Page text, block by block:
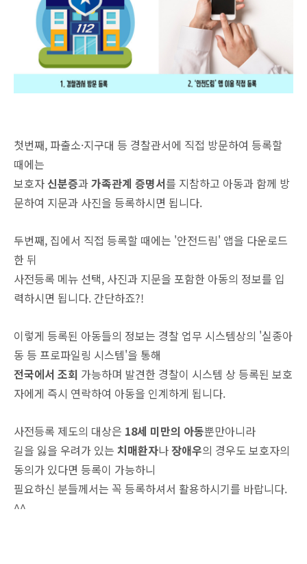
첫번째, 파출소·지구대 등 경찰관서에 직접 방문하여 등록할
때에는
보호자신분증과가족관계 증명서를 지참하고 아동과 함께 방
문하여 지문과 사진을 등록하시면 됩니다.
두번째, 집에서 직접 등록할 때에는 '안전드림' 앱을 다운로드
한 뒤
사전등록 메뉴 선택, 사진과 지문을 포함한 아동의 정보를 입
력하시면 됩니다. 간단하죠?!
이렇게 등록된 아동들의 정보는 경찰 업무 시스템상의 '실종아
동 등 프로파일링 시스템'을 통해
전국에서 조회 가능하며 발견한 경찰이 시스템 상 등록된 보호
자에게 즉시 연락하여 아동을 인계하게 됩니다.
사전등록 제도의 대상은 18세 미만의 아동뿐만아니라
길을 잃을 우려가 있는 치매환자나 장애우의 경우도 보호자의
동의가 있다면 등록이 가능하니
필요하신 분들께서는 꼭 등록하셔서 활용하시기를 바랍니다.
^^